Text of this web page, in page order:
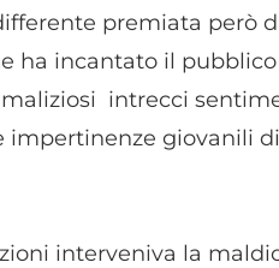
premiata però
ha incantato il
intrecci
impertinenze giovanili
interveniva la